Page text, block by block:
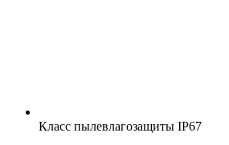
Класс пылевлагозащиты IP67